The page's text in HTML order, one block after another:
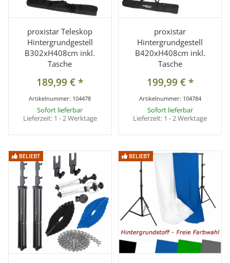
proxistar Teleskop
Hintergrundgestell
B302xH408cm inkl.
Tasche
189,99 €*
Artikelnummer: 104478
Sofort lieferbar
Lieferzeit: 1 - 2 Werktage
proxistar
Hintergrundgestell
B420xH408cm inkl.
Tasche
199,99 €*
Artikelnummer: 104784
Sofort lieferbar
Lieferzeit: 1 - 2 Werktage
BELIEBT
BELIEBT BELIEBT
BELIEBT